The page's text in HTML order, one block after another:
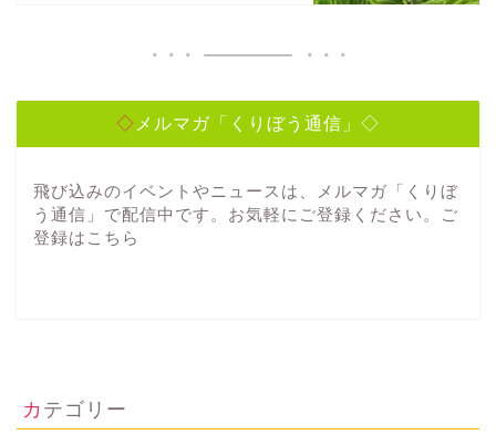
◇メルマガ「くりぼう通信」◇
飛び込みのイベントやニュースは、メルマガ「くりぼ
う通信」で配信中です。お気軽にご登録ください。ご
登録は こちら
カテゴリー